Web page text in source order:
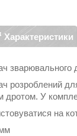
Характеристики
зварювального
розроблений
У
на